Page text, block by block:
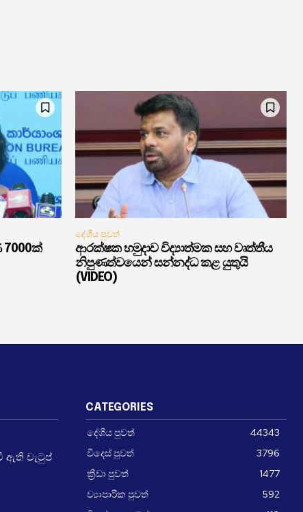
දේශීය පුවත්
ආරක්ෂක හමුදාව විද්‍යාත්මක සහ වෘත්තීය
නිපුණත්වයෙන් සන්නද්ධ කළ යුතුයි
(VIDEO)
ඇති වැටුප්
CATEGORIES
දේශීය පුවත්
44343
විදෙස් පුවත්
3796
ක්‍රීඩා පුවත්
1477
ව්‍යාපාරික පුවත්
592